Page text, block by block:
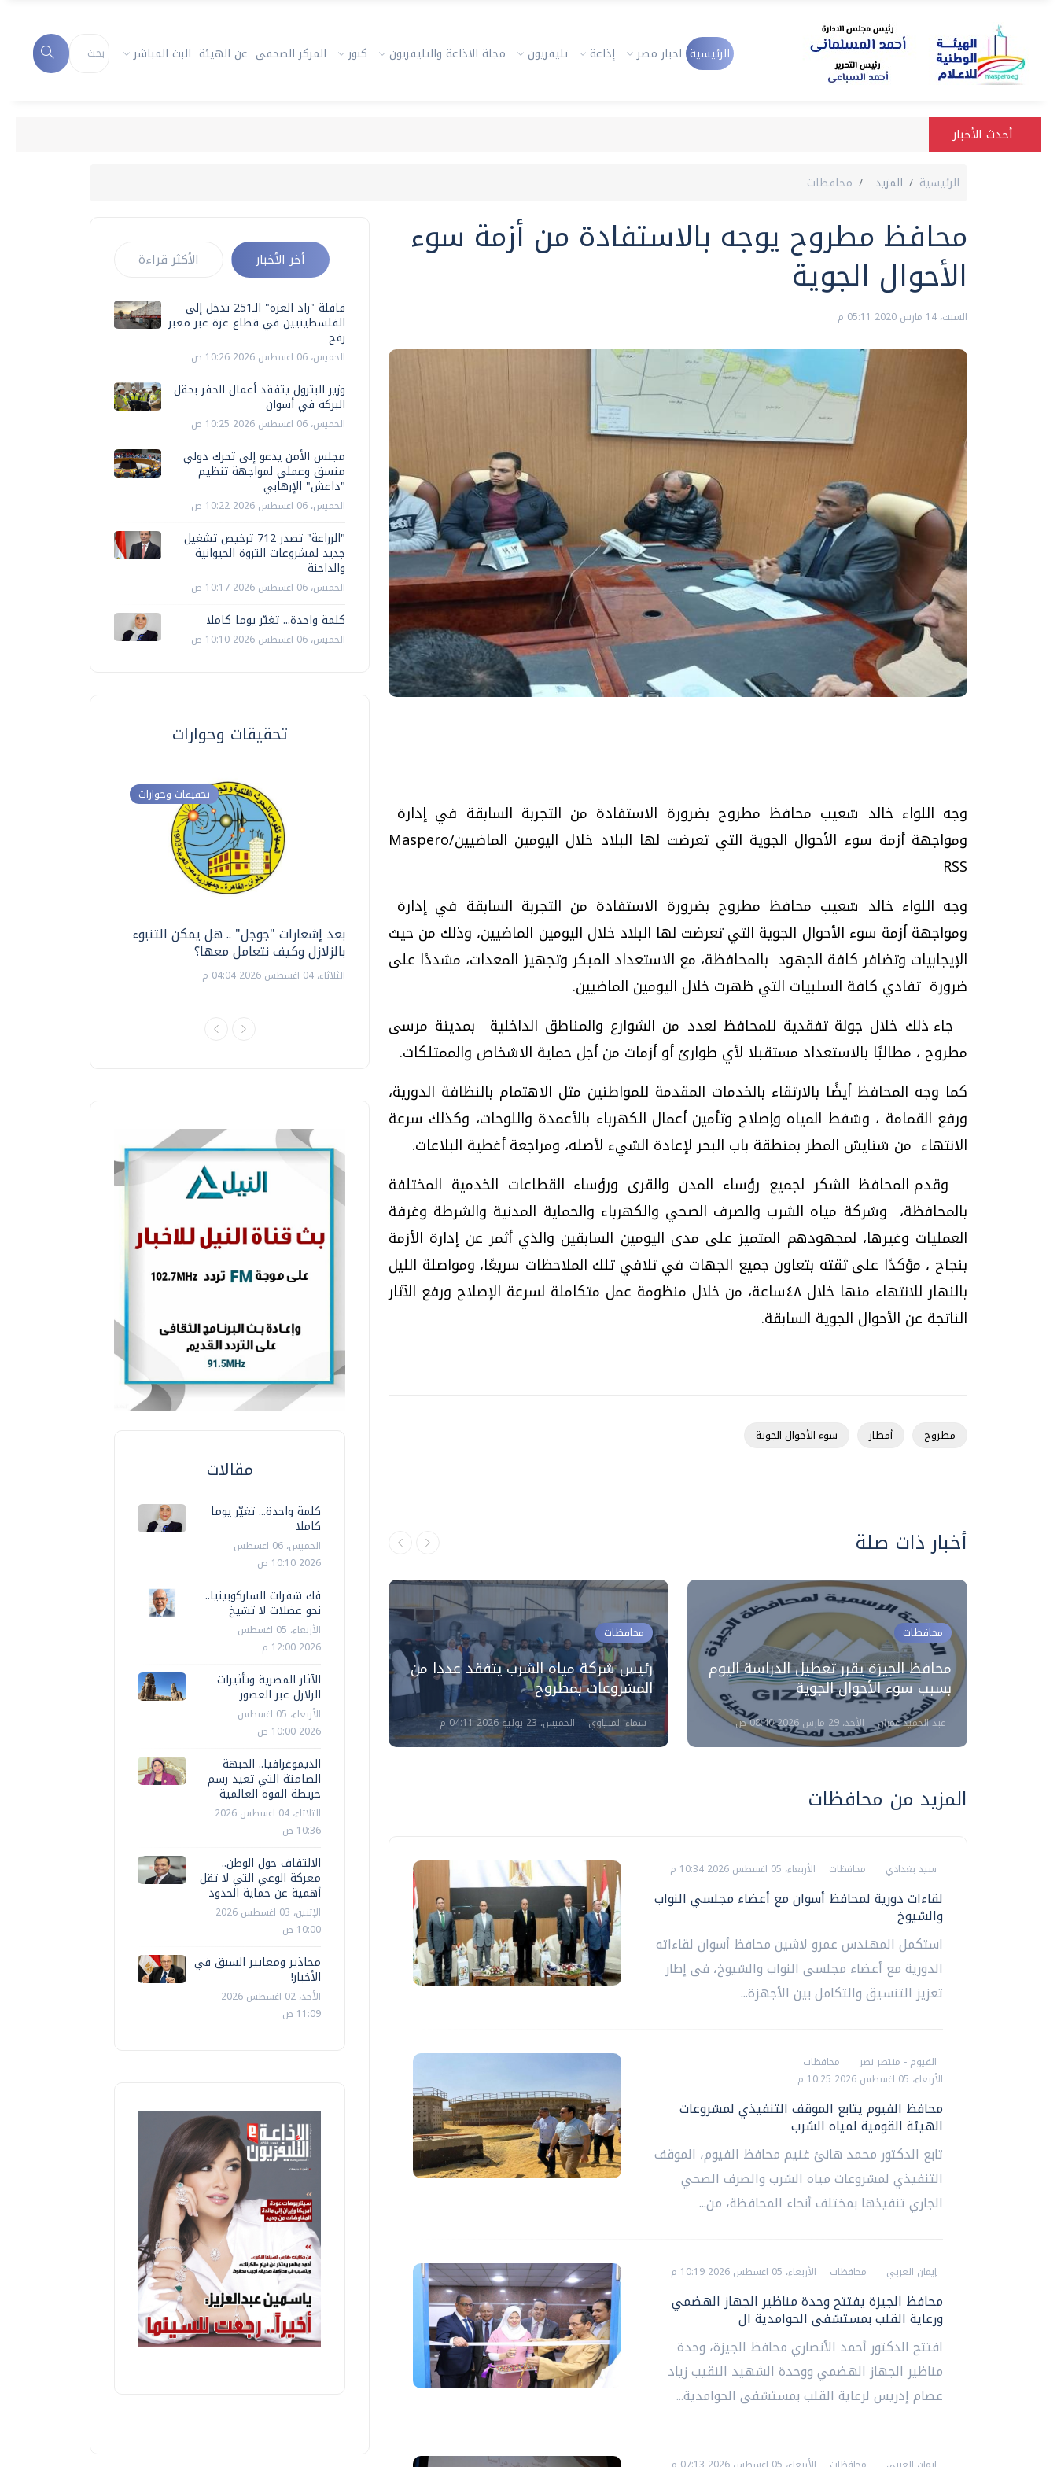
الرئيسية اخبار مصر إذاعة تليفزيون مجلة الاذاعة والتليفزيون كنوز المركز الصحفى عن الهيئة البث المباشر
أحدث الأخبار
الرئيسية المزيد محافظات
محافظ مطروح يوجه بالاستفادة من أزمة سوء
الأحوال الجوية
السبت، 14 مارس 2020 05:11 م
وجه اللواء خالد شعيب محافظ مطروح بضرورة الاستفادة من التجربة السابقة في إدارة
ومواجهة أزمة سوء الأحوال الجوية التي تعرضت لها البلاد خلال اليومين الماضيين/Maspero
RSS
وجه اللواء خالد شعيب محافظ مطروح بضرورة الاستفادة من التجربة السابقة في إدارة
ومواجهة أزمة سوء الأحوال الجوية التي تعرضت لها البلاد خلال اليومين الماضيين، وذلك من حيث
الإيجابيات وتضافر كافة الجهود بالمحافظة، مع الاستعداد المبكر وتجهيز المعدات، مشددًا على
ضرورة تفادي كافة السلبيات التي ظهرت خلال اليومين الماضيين.
جاء ذلك خلال جولة تفقدية للمحافظ لعدد من الشوارع والمناطق الداخلية بمدينة مرسى
مطروح ، مطالبًا بالاستعداد مستقبلا لأي طوارئ أو أزمات من أجل حماية الاشخاص والممتلكات.
كما وجه المحافظ أيضًا بالارتقاء بالخدمات المقدمة للمواطنين مثل الاهتمام بالنظافة الدورية،
ورفع القمامة ، وشفط المياه وإصلاح وتأمين أعمال الكهرباء بالأعمدة واللوحات، وكذلك سرعة
الانتهاء من شنايش المطر بمنطقة باب البحر لإعادة الشيء لأصله، ومراجعة أغطية البلاعات.
وقدم المحافظ الشكر لجميع رؤساء المدن والقرى ورؤساء القطاعات الخدمية المختلفة
بالمحافظة، وشركة مياه الشرب والصرف الصحي والكهرباء والحماية المدنية والشرطة وغرفة
العمليات وغيرها، لمجهودهم المتميز على مدى اليومين السابقين والذي أثمر عن إدارة الأزمة
بنجاح ، مؤكدًا على ثقته بتعاون جميع الجهات في تلافي تلك الملاحظات سريعًا، ومواصلة الليل
بالنهار للانتهاء منها خلال ٤٨ساعة، من خلال منظومة عمل متكاملة لسرعة الإصلاح ورفع الآثار
الناتجة عن الأحوال الجوية السابقة.
مطروح أمطار سوء الأحوال الجوية
أخبار ذات صلة
محافظات
قافلة جامعة حورس الطبية تكشف على
سماء المنياوي السبت، 20 ديسمبر 2025 01:31 م
محافظات
رئيس شركة مياه الشرب يتفقد عددا من
المشروعات بمطروح
سماء المنياوي الخميس، 23 يوليو 2026 04:11 م
محافظات
محافظ الجيزة يقرر تعطيل الدراسة اليوم
بسبب سوء الأحوال الجوية
عبد الحميد عمران الأحد، 29 مارس 2026 08:40 ص
المزيد من محافظات
سيد بغدادي محافظات الأربعاء، 05 اغسطس 2026 10:34 م
لقاءات دورية لمحافظ أسوان مع أعضاء مجلسي النواب
والشيوخ
استكمل المهندس عمرو لاشين محافظ أسوان لقاءاته
الدورية مع أعضاء مجلسى النواب والشيوخ، فى إطار
تعزيز التنسيق والتكامل بين الأجهزة...
الفيوم - منتصر نصر
محافظات
الأربعاء، 05 اغسطس 2026 10:25 م
محافظ الفيوم يتابع الموقف التنفيذي لمشروعات
الهيئة القومية لمياه الشرب
تابع الدكتور محمد هانئ غنيم محافظ الفيوم، الموقف
التنفيذي لمشروعات مياه الشرب والصرف الصحي
الجاري تنفيذها بمختلف أنحاء المحافظة، من...
إيمان العربي محافظات الأربعاء، 05 اغسطس 2026 10:19 م
محافظ الجيزة يفتتح وحدة مناظير الجهاز الهضمي
ورعاية القلب بمستشفى الحوامدية ال
افتتح الدكتور أحمد الأنصاري محافظ الجيزة، وحدة
مناظير الجهاز الهضمي ووحدة الشهيد النقيب زياد
عصام إدريس لرعاية القلب بمستشفى الحوامدية...
أخر الأخبار الأكثر قراءة
قافلة "زاد العزة" الـ251 تدخل إلى
الفلسطينيين في قطاع غزة عبر معبر
رفح
الخميس، 06 اغسطس 2026 10:26 ص
وزير البترول يتفقد أعمال الحفر بحقل
البركة في أسوان
الخميس، 06 اغسطس 2026 10:25 ص
مجلس الأمن يدعو إلى تحرك دولي
منسق وعملي لمواجهة تنظيم
"داعش" الإرهابي
الخميس، 06 اغسطس 2026 10:22 ص
"الزراعة" تصدر 712 ترخيص تشغيل
جديد لمشروعات الثروة الحيوانية
والداجنة
الخميس، 06 اغسطس 2026 10:17 ص
كلمة واحدة... تغيّر يوما كاملا
الخميس، 06 اغسطس 2026 10:10 ص
تحقيقات وحوارات
تحقيقات وحوارات
بعد إشعارات "جوجل" .. هل يمكن التنبوء
بالزلازل وكيف نتعامل معها؟
الثلاثاء، 04 اغسطس 2026 04:04 م
دليلك للتنسيق الجامعي .. تساؤلات
وإجابات
فيديو.. الإعلام الرقمي.. تقنيات واعدة
وتحديات هائلة
موجات الطقس الساخنة.. لماذا تحدث وكيف
مقالات
كلمة واحدة... تغيّر يوما
كاملا
الخميس، 06 اغسطس
2026 10:10 ص
فك شفرات الساركوبينيا..
نحو عضلات لا تشيخ
الأربعاء، 05 اغسطس
2026 12:00 م
الآثار المصرية وتأثيرات
الزلازل عبر العصور
الأربعاء، 05 اغسطس
2026 10:00 ص
الديموغرافيا.. الجبهة
الصامتة التي تعيد رسم
خريطة القوة العالمية
الثلاثاء، 04 اغسطس 2026
10:36 ص
الالتفاف حول الوطن..
معركة الوعي التي لا تقل
أهمية عن حماية الحدود
الإثنين، 03 اغسطس 2026
10:00 ص
محاذير ومعايير السبق في
الأخبار!
الأحد، 02 اغسطس 2026
11:09 ص